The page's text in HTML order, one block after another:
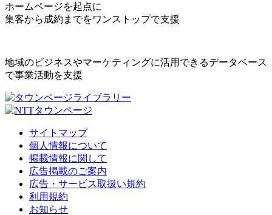
ホームページを起点に
集客から成約までをワンストップで支援
地域のビジネスやマーケティングに活用できるデータベース
で事業活動を支援
サイトマップ
個人情報について
掲載情報に関して
広告掲載のご案内
広告・サービス取扱い規約
利用規約
お知らせ